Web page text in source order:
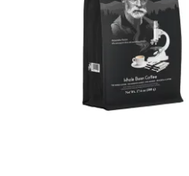
Nuestros Productos
PAGO Y DESPACHO
PREPARACIÓN